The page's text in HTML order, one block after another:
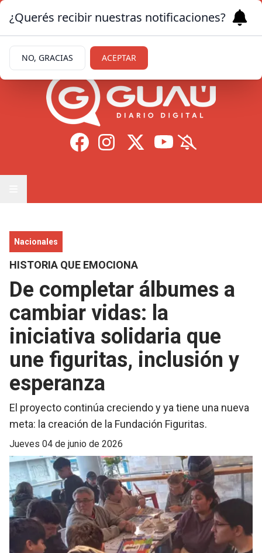
21.1ºc | Formosa
Nacionales
HISTORIA QUE EMOCIONA
De completar álbumes a
cambiar vidas: la
iniciativa solidaria que
une figuritas, inclusión y
esperanza
El proyecto continúa creciendo y ya tiene una nueva
meta: la creación de la Fundación Figuritas.
jueves 04 de junio de 2026
¿Querés recibir nuestras notificaciones?
NO, GRACIAS ACEPTAR